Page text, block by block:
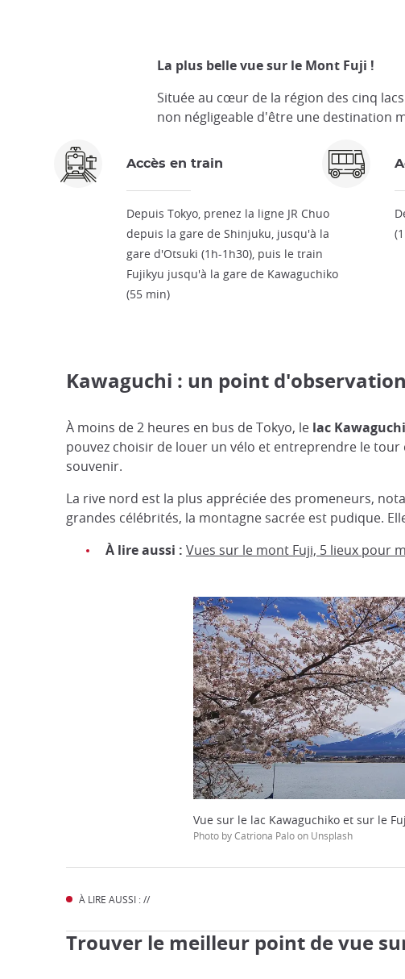
La plus belle vue sur le Mont Fuji !
Située au cœur de la région des cinq
non négligeable d'être une destination
Accès en train
Depuis Tokyo, prenez la ligne JR Chuo
depuis la gare de Shinjuku, jusqu'à la
gare d'Otsuki (1h-1h30), puis le train
Fujikyu jusqu'à la gare de Kawaguchiko
(55 min)
Kawaguchi : un point
À moins de 2 heures en bus de Tokyo, le lac Kawaguchi
pouvez choisir de louer un vélo et entreprendre le tour
souvenir.
La rive nord est la plus appréciée des promeneurs,
grandes célébrités, la montagne sacrée est pudique.
À lire aussi : Vues sur le mont Fuji, 5 lieux pour
Vue sur le lac Kawaguchiko et sur le
Photo by Catriona Palo on Unsplash
À LIRE AUSSI : //
Trouver le meilleur point de vue